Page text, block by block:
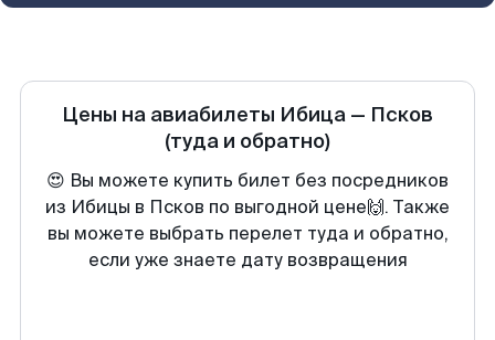
Цены на авиабилеты Ибица — Псков
(туда и обратно)
😍 Вы можете купить билет без посредников
из Ибицы в Псков по выгодной цене🙌. Также
вы можете выбрать перелет туда и обратно,
если уже знаете дату возвращения